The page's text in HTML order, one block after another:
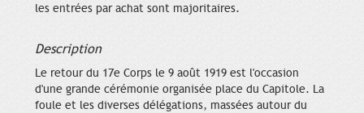
les entrées par achat sont majoritaires.
Description
Le retour du 17e Corps le 9 août 1919 est l'occasion
d'une grande cérémonie organisée place du Capitole. La
foule et les diverses délégations, massées autour du